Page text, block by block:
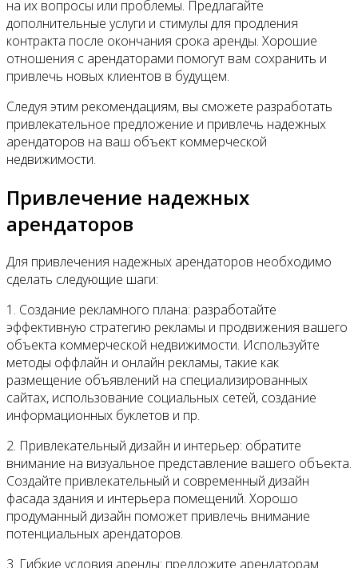
на их вопросы или проблемы. Предлагайте
дополнительные услуги и стимулы для продления
контракта после окончания срока аренды. Хорошие
отношения с арендаторами помогут вам сохранить и
привлечь новых клиентов в будущем.
Следуя этим рекомендациям, вы сможете разработать
привлекательное предложение и привлечь надежных
арендаторов на ваш объект коммерческой
недвижимости.
Привлечение надежных
арендаторов
Для привлечения надежных арендаторов необходимо
сделать следующие шаги:
1. Создание рекламного плана: разработайте
эффективную стратегию рекламы и продвижения вашего
объекта коммерческой недвижимости. Используйте
методы оффлайн и онлайн рекламы, такие как
размещение объявлений на специализированных
сайтах, использование социальных сетей, создание
информационных буклетов и пр.
2. Привлекательный дизайн и интерьер: обратите
внимание на визуальное представление вашего объекта.
Создайте привлекательный и современный дизайн
фасада здания и интерьера помещений. Хорошо
продуманный дизайн поможет привлечь внимание
потенциальных арендаторов.
3. Гибкие условия аренды: предложите арендаторам